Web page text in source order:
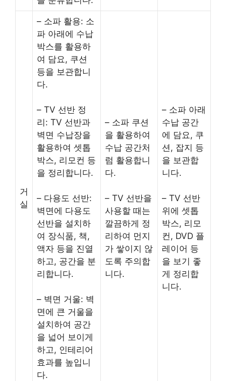
거
실
– 소파 활용: 소
파 아래에 수납
박스를 활용하
여 담요, 쿠션
등을 보관합니
다.
– TV 선반 정
리: TV 선반과
벽면 수납장을
활용하여 셋톱
박스, 리모컨 등
을 정리합니다.
– 다용도 선반:
벽면에 다용도
선반을 설치하
여 장식품, 책,
액자 등을 진열
하고, 공간을 분
리합니다.
– 벽면 거울: 벽
면에 큰 거울을
설치하여 공간
을 넓어 보이게
하고, 인테리어
효과를 높입니
다.
– 소파 쿠션
을 활용하여
수납 공간처
럼 활용합니
다.
– TV 선반을
사용할 때는
깔끔하게 정
리하여 먼지
가 쌓이지 않
도록 주의합
니다.
– 소파 아래
수납 공간
에 담요, 쿠
션, 잡지 등
을 보관합
니다.
– TV 선반
위에 셋톱
박스, 리모
컨, DVD 플
레이어 등
을 보기 좋
게 정리합
니다.